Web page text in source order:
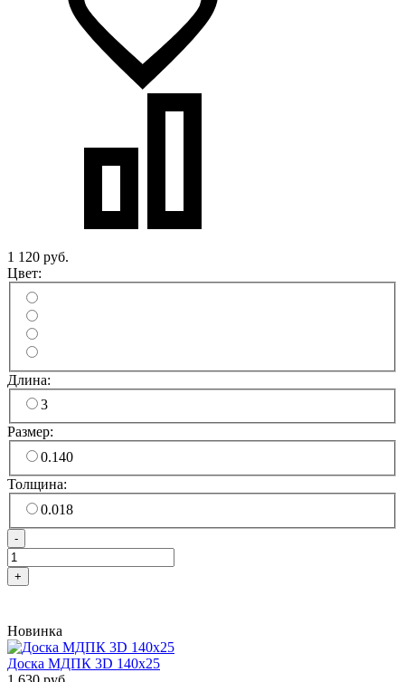
1 120 руб.
Цвет:
Длина:
3
Размер:
0.140
Толщина:
0.018
-
+
Новинка
Доска МДПК 3D 140x25